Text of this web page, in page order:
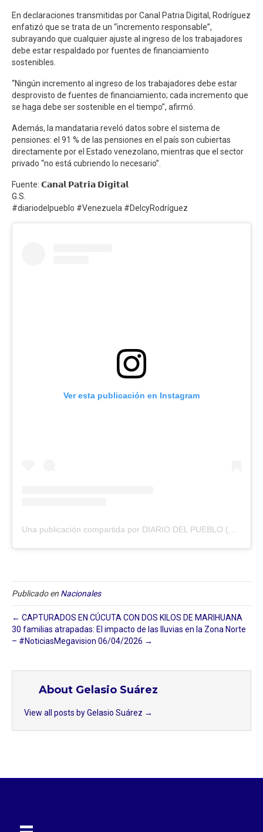
En declaraciones transmitidas por Canal Patria Digital, Rodríguez
enfatizó que se trata de un “incremento responsable”,
subrayando que cualquier ajuste al ingreso de los trabajadores
debe estar respaldado por fuentes de financiamiento
sostenibles.
“Ningún incremento al ingreso de los trabajadores debe estar
desprovisto de fuentes de financiamiento; cada incremento que
se haga debe ser sostenible en el tiempo”, afirmó.
Además, la mandataria reveló datos sobre el sistema de
pensiones: el 91 % de las pensiones en el país son cubiertas
directamente por el Estado venezolano, mientras que el sector
privado “no está cubriendo lo necesario”.
Fuente: 𝗖𝗮𝗻𝗮𝗹 𝗣𝗮𝘁𝗿𝗶𝗮 𝗗𝗶𝗴𝗶𝘁𝗮𝗹
G.S.
#diariodelpueblo #Venezuela #DelcyRodríguez
Ver esta publicación en Instagram
Publicado en Nacionales
← CAPTURADOS EN CÚCUTA CON DOS KILOS DE MARIHUANA
30 familias atrapadas: El impacto de las lluvias en la Zona Norte
– #NoticiasMegavision 06/04/2026 →
About Gelasio Suárez
View all posts by Gelasio Suárez →